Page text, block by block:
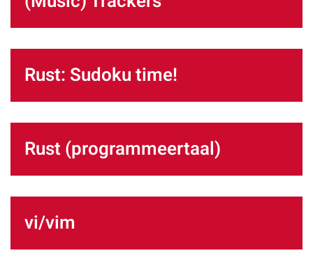
Rust: Sudoku time!
Rust (programmeertaal)
vi/vim